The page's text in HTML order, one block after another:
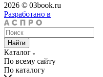
2026 © 03book.ru
Разработано в
Найти
Каталог
По всему сайту
По каталогу